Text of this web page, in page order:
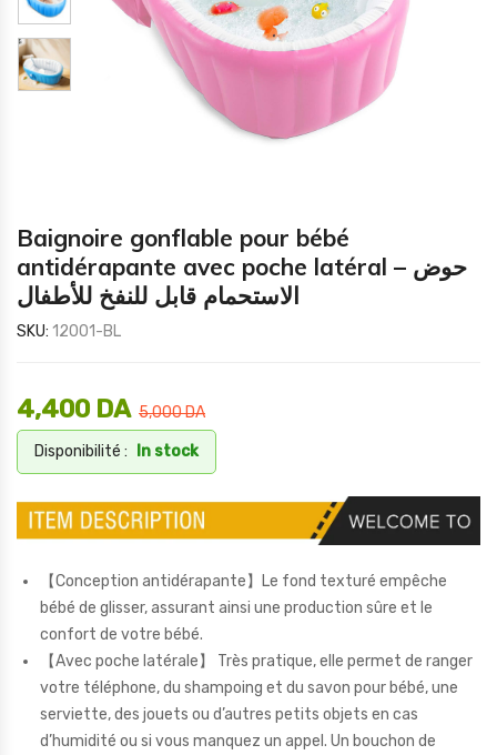
Baignoire gonflable pour bébé
antidérapante avec poche latéral – حوض
الاستحمام قابل للنفخ للأطفال
SKU: 12001-BL
5,000DA
4,400 DA
Disponibilité : In stock
【Conception antidérapante】Le fond texturé empêche
bébé de glisser, assurant ainsi une production sûre et le
confort de votre bébé.
【Avec poche latérale】 Très pratique, elle permet de ranger
votre téléphone, du shampoing et du savon pour bébé, une
serviette, des jouets ou d’autres petits objets en cas
d’humidité ou si vous manquez un appel. Un bouchon de